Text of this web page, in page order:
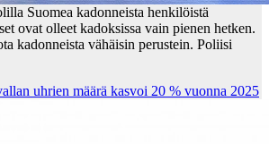
Suomea kadonneista henkilöistä
ovat olleet kadoksissa vain pienen hetken.
kadonneista vähäisin perustein. Poliisi
uhrien määrä kasvoi 20 % vuonna 2025